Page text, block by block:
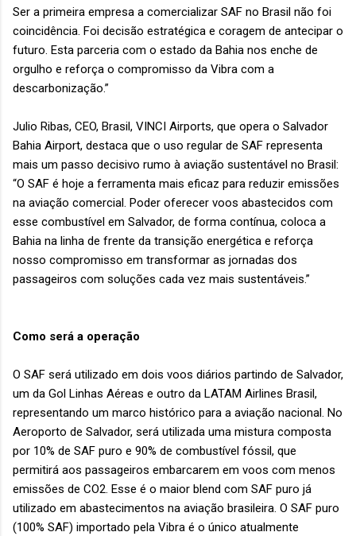
Ser a primeira empresa a comercializar SAF no Brasil não foi
coincidência. Foi decisão estratégica e coragem de antecipar o
futuro. Esta parceria com o estado da Bahia nos enche de
orgulho e reforça o compromisso da Vibra com a
descarbonização.”
Julio Ribas, CEO, Brasil, VINCI Airports, que opera o Salvador
Bahia Airport, destaca que o uso regular de SAF representa
mais um passo decisivo rumo à aviação sustentável no Brasil:
“O SAF é hoje a ferramenta mais eficaz para reduzir emissões
na aviação comercial. Poder oferecer voos abastecidos com
esse combustível em Salvador, de forma contínua, coloca a
Bahia na linha de frente da transição energética e reforça
nosso compromisso em transformar as jornadas dos
passageiros com soluções cada vez mais sustentáveis.”
Como será a operação
O SAF será utilizado em dois voos diários partindo de Salvador,
um da Gol Linhas Aéreas e outro da LATAM Airlines Brasil,
representando um marco histórico para a aviação nacional. No
Aeroporto de Salvador, será utilizada uma mistura composta
por 10% de SAF puro e 90% de combustível fóssil, que
permitirá aos passageiros embarcarem em voos com menos
emissões de CO2. Esse é o maior blend com SAF puro já
utilizado em abastecimentos na aviação brasileira. O SAF puro
(100% SAF) importado pela Vibra é o único atualmente